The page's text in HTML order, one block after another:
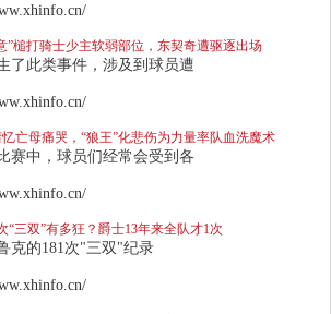
”槌打骑士少主软弱部位，东契奇遭驱逐出场
了此类事件，涉及到球员遭
亡母痛哭，“狼王”化悲伤为力量率队血洗魔术
赛中，球员们经常会受到各
“三双”有多狂？爵士13年来全队才1次
克的181次"三双"纪录